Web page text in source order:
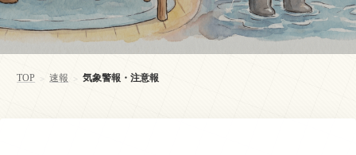
TOP > 速報 > 気象警報・注意報